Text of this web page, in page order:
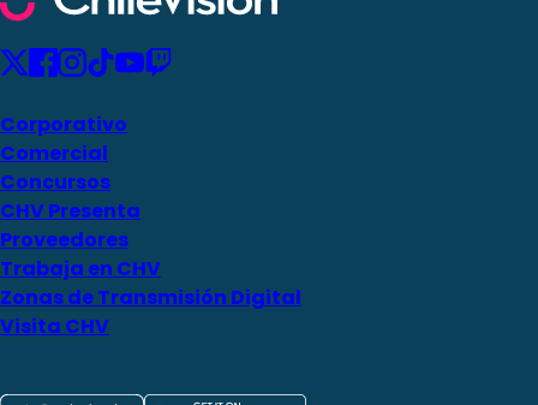
Corporativo
Comercial
Concursos
CHV Presenta
Proveedores
Trabaja en CHV
Zonas de Transmisión Digital
Visita CHV